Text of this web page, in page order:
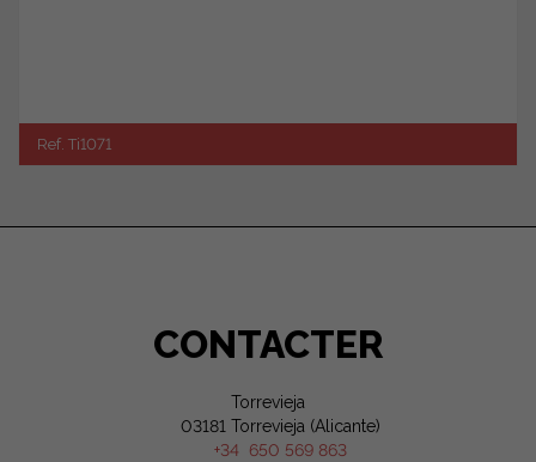
Ref. Ti1071
CONTACTER
Torrevieja
03181 Torrevieja (Alicante)
+34 650 569 863